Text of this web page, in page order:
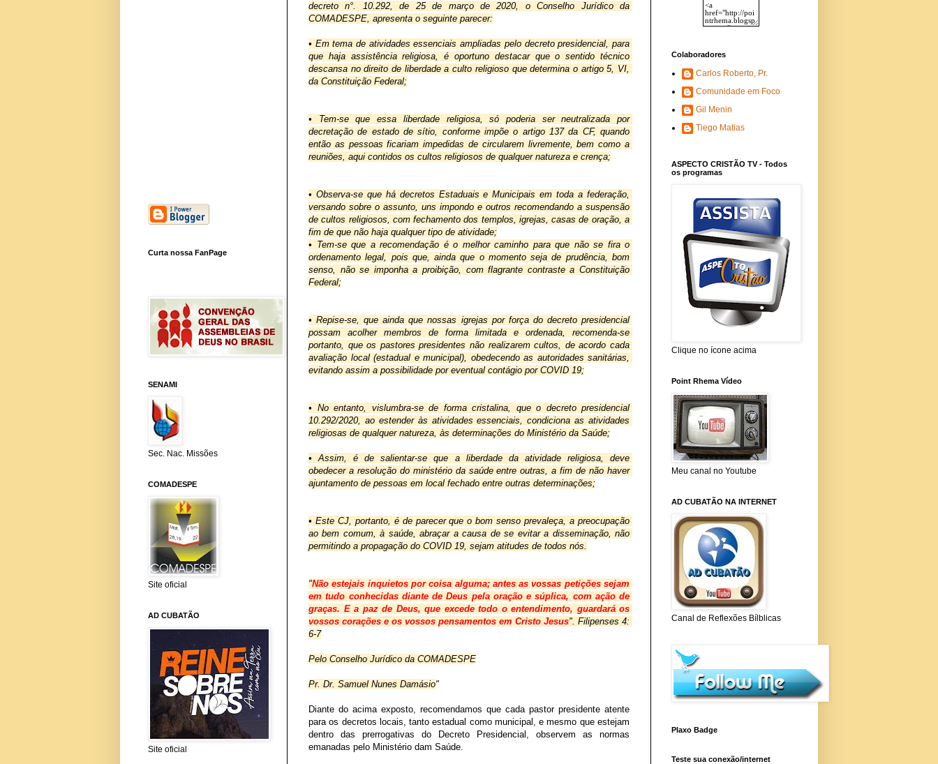
decreto n°. 10.292, de 25 de março de 2020, o Conselho Jurídico da
COMADESPE, apresenta o seguinte parecer:
• Em tema de atividades essenciais ampliadas pelo decreto presidencial, para
que haja assistência religiosa, é oportuno destacar que o sentido técnico
descansa no direito de liberdade a culto religioso que determina o artigo 5, VI,
da Constituição Federal;
• Tem-se que essa liberdade religiosa, só poderia ser neutralizada por
decretação de estado de sítio, conforme impõe o artigo 137 da CF, quando
então as pessoas ficariam impedidas de circularem livremente, bem como a
reuniões, aqui contidos os cultos religiosos de qualquer natureza e crença;
• Observa-se que há decretos Estaduais e Municipais em toda a federação,
versando sobre o assunto, uns impondo e outros recomendando a suspensão
de cultos religiosos, com fechamento dos templos, igrejas, casas de oração, a
fim de que não haja qualquer tipo de atividade;
• Tem-se que a recomendação é o melhor caminho para que não se fira o
ordenamento legal, pois que, ainda que o momento seja de prudência, bom
senso, não se imponha a proibição, com flagrante contraste a Constituição
Federal;
• Repise-se, que ainda que nossas igrejas por força do decreto presidencial
possam acolher membros de forma limitada e ordenada, recomenda-se
portanto, que os pastores presidentes não realizarem cultos, de acordo cada
avaliação local (estadual e municipal), obedecendo as autoridades sanitárias,
evitando assim a possibilidade por eventual contágio por COVID 19;
• No entanto, vislumbra-se de forma cristalina, que o decreto presidencial
10.292/2020, ao estender às atividades essenciais, condiciona as atividades
religiosas de qualquer natureza, às determinações do Ministério da Saúde;
• Assim, é de salientar-se que a liberdade da atividade religiosa, deve
obedecer a resolução do ministério da saúde entre outras, a fim de não haver
ajuntamento de pessoas em local fechado entre outras determinações;
• Este CJ, portanto, é de parecer que o bom senso prevaleça, a preocupação
ao bem comum, à saúde, abraçar a causa de se evitar a disseminação, não
permitindo a propagação do COVID 19, sejam atitudes de todos nós.
"Não estejais inquietos por coisa alguma; antes as vossas petições sejam
em tudo conhecidas diante de Deus pela oração e súplica, com ação de
graças. E a paz de Deus, que excede todo o entendimento, guardará os
vossos corações e os vossos pensamentos em Cristo Jesus". Filipenses 4:
6-7
Pelo Conselho Jurídico da COMADESPE
Pr. Dr. Samuel Nunes Damásio"
Diante do acima exposto, recomendamos que cada pastor presidente atente
para os decretos locais, tanto estadual como municipal, e mesmo que estejam
dentro das prerrogativas do Decreto Presidencial, observem as normas
emanadas pelo Ministério dam Saúde.
Curta nossa FanPage
SENAMI
Sec. Nac. Missões
COMADESPE
Site oficial
AD CUBATÃO
Site oficial
Colaboradores
Carlos Roberto, Pr.
Comunidade em Foco
Gil Menin
Tiego Matias
ASPECTO CRISTÃO TV - Todos
os programas
Clique no ícone acima
Point Rhema Vídeo
Meu canal no Youtube
AD CUBATÃO NA INTERNET
Canal de Reflexões Bílblicas
Plaxo Badge
Teste sua conexão/internet